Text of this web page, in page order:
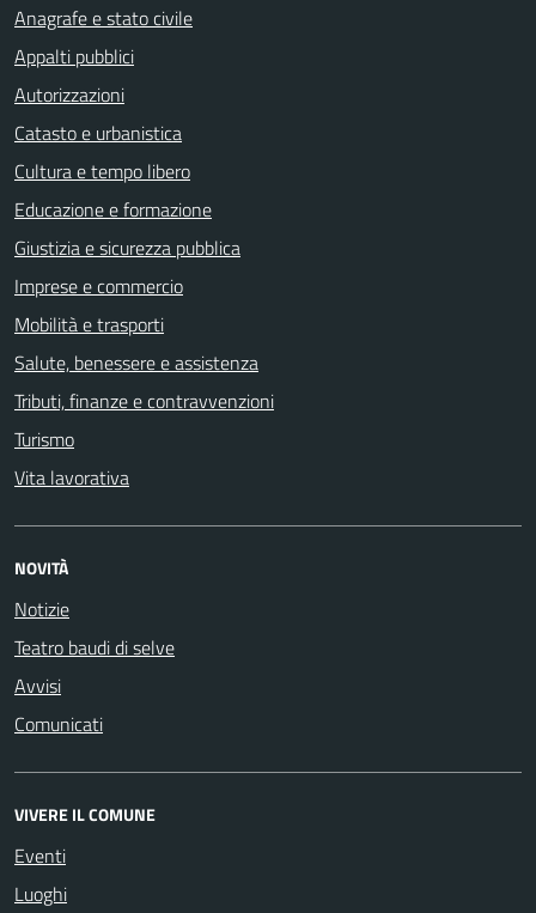
Anagrafe e stato civile
Appalti pubblici
Autorizzazioni
Catasto e urbanistica
Cultura e tempo libero
Educazione e formazione
Giustizia e sicurezza pubblica
Imprese e commercio
Mobilità e trasporti
Salute, benessere e assistenza
Tributi, finanze e contravvenzioni
Turismo
Vita lavorativa
NOVITÀ
Notizie
Teatro baudi di selve
Avvisi
Comunicati
VIVERE IL COMUNE
Eventi
Luoghi